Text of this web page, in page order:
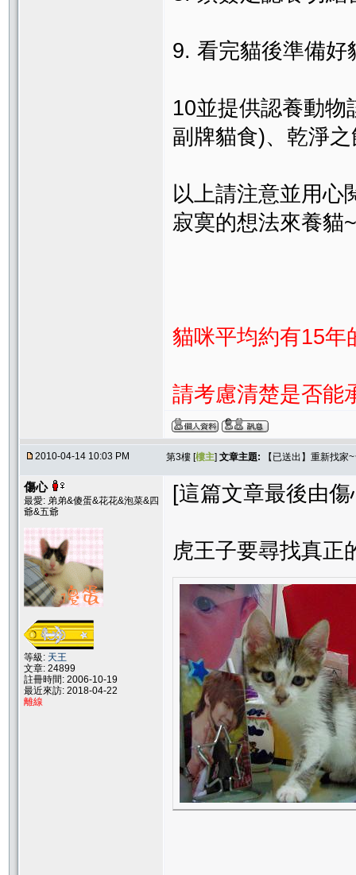
9. 看完貓後準備
10並提供認養動物
副牌貓食)、乾淨
以上請注意並用心
寂寞的想法來養貓
貓咪平均約有15年
請考慮清楚是否能
2010-04-14 10:03 PM 第3樓 [樓主] 文章主題: 【已送出】重新找
傷心
最愛: 弟弟&傻蛋&花花&泡菜&四
爺&五爺
等級: 天王
文章: 24899
註冊時間: 2006-10-19
最近來訪: 2018-04-22
離線
[這篇文章最後由
虎王子要尋找真正